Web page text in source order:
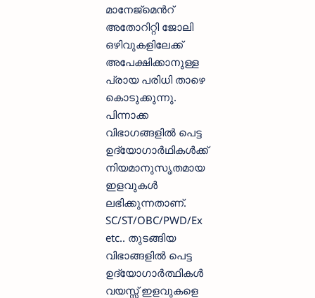
മാനേജ്മെൻറ്
അതോറിറ്റി ജോലി
ഒഴിവുകളിലേക്ക്
അപേക്ഷിക്കാനുള്ള
പ്രായ പരിധി താഴെ
കൊടുക്കുന്നു.
പിന്നാക്ക
വിഭാഗങ്ങളില്‍ പെട്ട
ഉദ്യോഗാര്‍ഥികള്‍ക്ക്
നിയമാനുസൃതമായ
ഇളവുകള്‍
ലഭിക്കുന്നതാണ്.
SC/ST/OBC/PWD/Ex
etc.. തുടങ്ങിയ
വിഭാങ്ങളില്‍ പെട്ട
ഉദ്യോഗാര്‍ത്ഥികള്‍
വയസ്സ് ഇളവുകളെ